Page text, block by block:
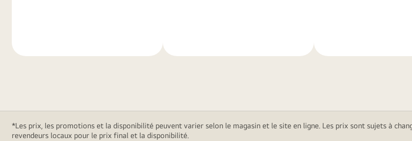
*Les prix, les promotions et la disponibilité peuvent varier selon le magasin et le site en ligne. Les prix sont sujets à
revendeurs locaux pour le prix final et la disponibilité.